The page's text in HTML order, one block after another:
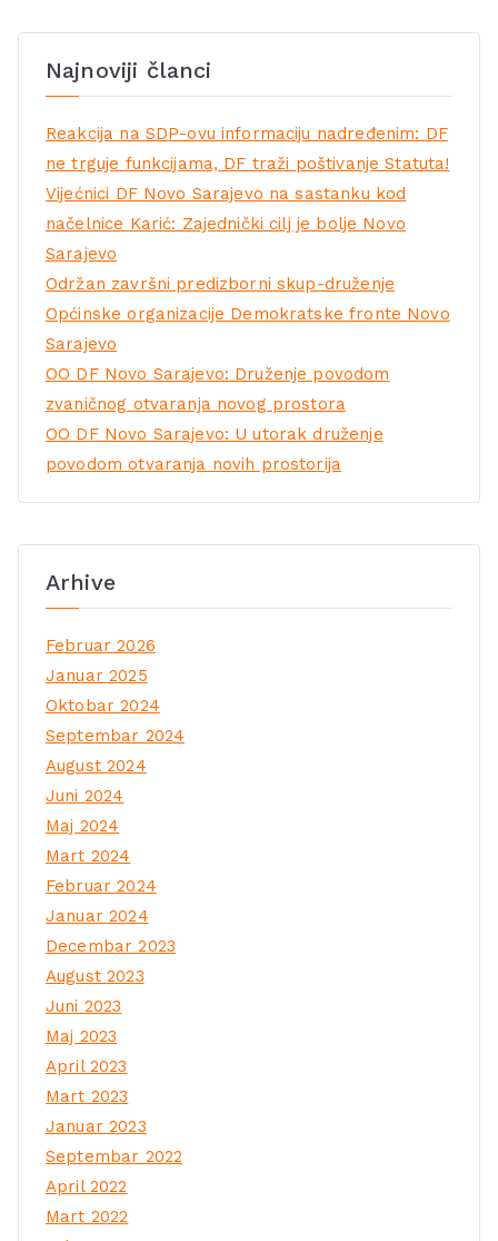
Najnoviji članci
Reakcija na SDP-ovu informaciju nadređenim: DF
ne trguje funkcijama, DF traži poštivanje Statuta!
Vijećnici DF Novo Sarajevo na sastanku kod
načelnice Karić: Zajednički cilj je bolje Novo
Sarajevo
Održan završni predizborni skup-druženje
Općinske organizacije Demokratske fronte Novo
Sarajevo
OO DF Novo Sarajevo: Druženje povodom
zvaničnog otvaranja novog prostora
OO DF Novo Sarajevo: U utorak druženje
povodom otvaranja novih prostorija
Arhive
Februar 2026
Januar 2025
Oktobar 2024
Septembar 2024
August 2024
Juni 2024
Maj 2024
Mart 2024
Februar 2024
Januar 2024
Decembar 2023
August 2023
Juni 2023
Maj 2023
April 2023
Mart 2023
Januar 2023
Septembar 2022
April 2022
Mart 2022